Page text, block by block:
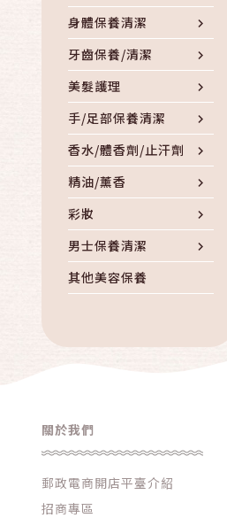
身體保養清潔
牙齒保養/清潔
美髮護理
手/足部保養清潔
香水/體香劑/止汗劑
精油/薰香
彩妝
男士保養清潔
其他美容保養
關於我們
郵政電商開店平臺介紹
招商專區